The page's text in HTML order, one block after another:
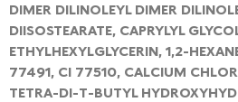
DIMER DILINOLEYL DIMER
DIISOSTEARATE, CAPRYLYL
ETHYLHEXYLGLYCERIN, 1,2-
77491, CI 77510, CALCIUM
TETRA-DI-T-BUTYL